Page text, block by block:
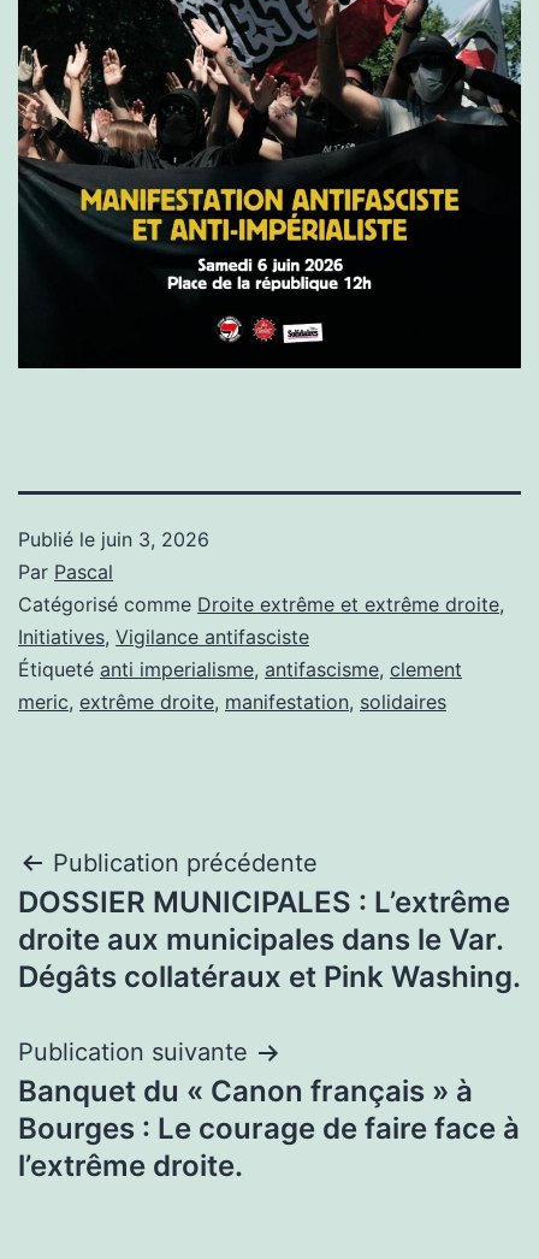
Publié le juin 3, 2026
Par Pascal
Catégorisé comme Droite extrême et extrême droite,
Initiatives, Vigilance antifasciste
Étiqueté anti imperialisme, antifascisme, clement
meric, extrême droite, manifestation, solidaires
Navigation
de
l’article
Publication précédente
DOSSIER MUNICIPALES : L’extrême
droite aux municipales dans le Var.
Dégâts collatéraux et Pink Washing.
Publication suivante
Banquet du « Canon français » à
Bourges : Le courage de faire face à
l’extrême droite.